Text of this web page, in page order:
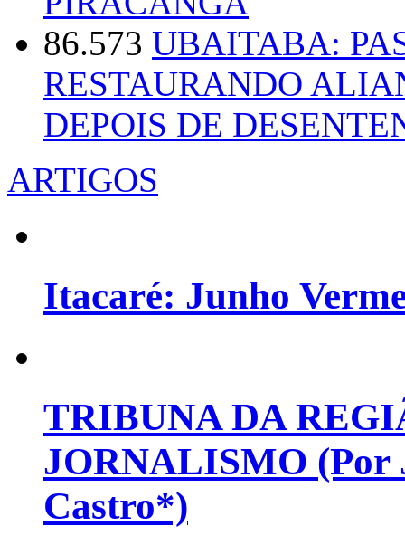
86.573 UBAITABA:
RESTAURANDO
DEPOIS DE
ARTIGOS
Itacaré: Junho
TRIBUNA DA
JORNALISMO (Por
Castro*)